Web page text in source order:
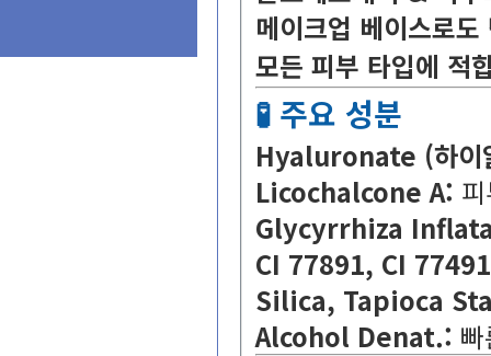
메이크업베이스로
모든피부타입에적
🧪주요성분
Hyaluronate(하이
LicochalconeA:
AlcoholDenat.: